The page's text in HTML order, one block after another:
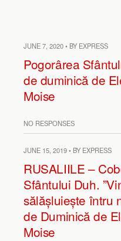
JUNE 7, 2020 • BY EXPRESS
Pogorârea
de duminică de
Moise
NO RESPONSES
JUNE 15, 2019 • BY EXPRESS
RUSALIILE –
Sfântului Duh.
sălășluiește întru
de Duminică de
Moise